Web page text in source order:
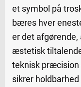
et symbol på
bæres hver
er det
æstetisk
teknisk præcision
sikrer